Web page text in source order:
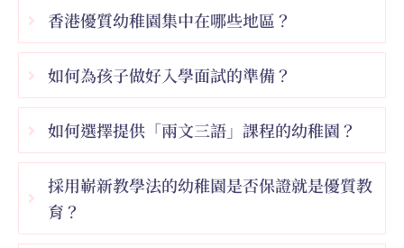
香港優質幼稚園集中在哪些地區？
如何為孩子做好入學面試的準備？
如何選擇提供「兩文三語」課程的幼稚園？
採用嶄新教學法的幼稚園是否保證就是優質教
育？